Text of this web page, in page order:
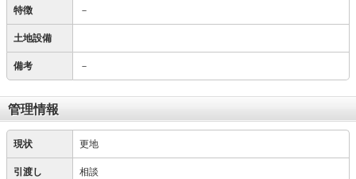
特徴 －
土地設備
備考 －
管理情報
現状 更地
引渡し 相談